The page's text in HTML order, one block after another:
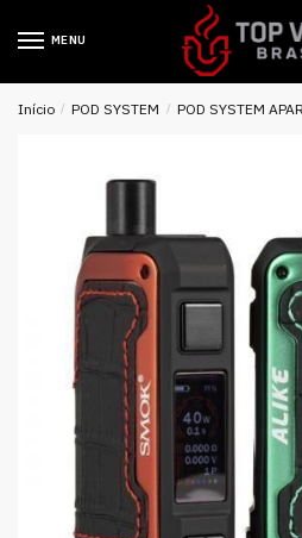
MENU
Início / POD SYSTEM / POD SYSTEM